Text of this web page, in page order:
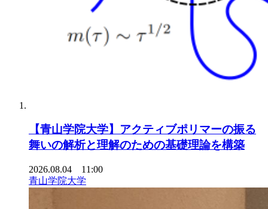
【青山学院大学】アクティブポリマーの振る
舞いの解析と理解のための基礎理論を構築
2026.08.04 11:00
青山学院大学